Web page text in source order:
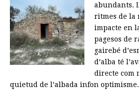
abundants.
ritmes de la
impacte en
pagesos de
gairebé
d’alba té
directe com
quietud de l’albada infon optimisme.